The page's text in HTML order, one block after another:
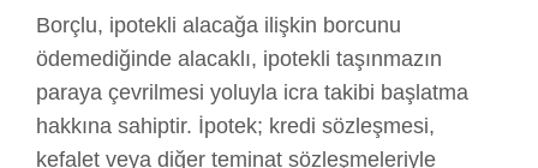
Borçlu, ipotekli alacağa ilişkin borcunu
ödemediğinde alacaklı, ipotekli taşınmazın
paraya çevrilmesi yoluyla icra takibi başlatma
hakkına sahiptir. İpotek; kredi sözleşmesi,
kefalet veya diğer teminat sözleşmeleriyle